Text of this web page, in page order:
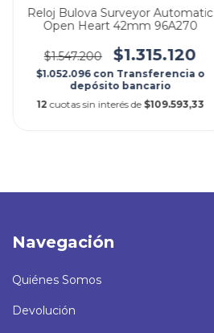
Reloj Bulova Surveyor Automatic
Open Heart 42mm 96A270
$1.547.200 $1.315.120
$1.052.096 con Transferencia o
depósito bancario
12 cuotas sin interés de $109.593,33
Navegación
Quiénes Somos
Devolución